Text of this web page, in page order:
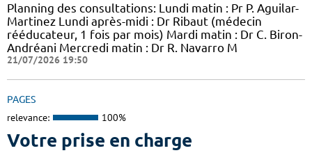
Planning des consultations: Lundi matin : Pr P. Aguilar-
Martinez Lundi après-midi : Dr Ribaut (médecin
rééducateur, 1 fois par mois) Mardi matin : Dr C. Biron-
Andréani Mercredi matin : Dr R. Navarro M
21/07/2026 19:50
PAGES
relevance: 100%
Votre prise en charge